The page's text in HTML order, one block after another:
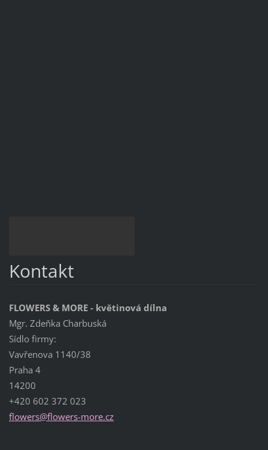
Kontakt
FLOWERS & MORE - květinová dílna
Mgr. Zdeňka Charbuská
Sídlo firmy:
Vavřenova 1140/38
Praha 4
14200
+420 602 372 023
flowers@flowers-more.cz